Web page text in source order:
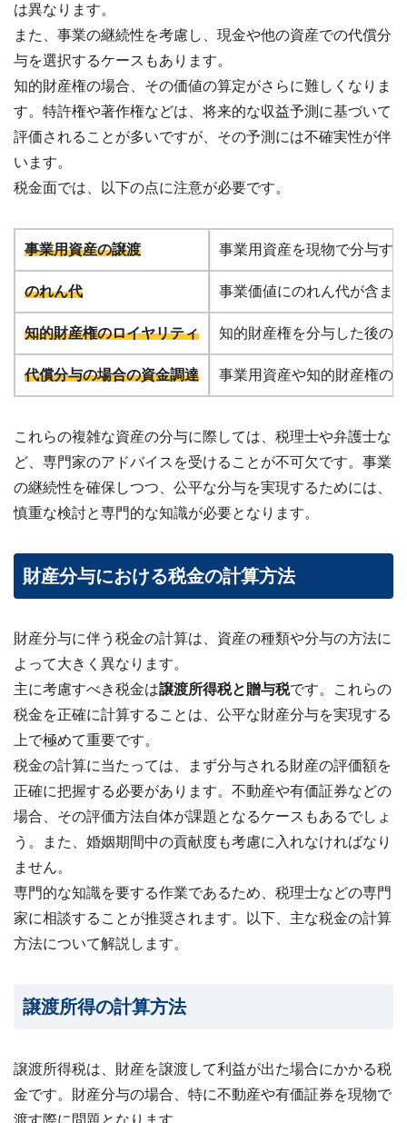
は異なります。
また、事業の継続性を考慮し、現金や他の資産での代償分
与を選択するケースもあります。
知的財産権の場合、その価値の算定がさらに難しくなりま
す。特許権や著作権などは、将来的な収益予測に基づいて
評価されることが多いですが、その予測には不確実性が伴
います。
税金面では、以下の点に注意が必要です。
事業用資産の譲渡 事業用資産を現物で分与す
のれん代 事業価値にのれん代が含ま
知的財産権のロイヤリティ 知的財産権を分与した後の
代償分与の場合の資金調達 事業用資産や知的財産権の
これらの複雑な資産の分与に際しては、税理士や弁護士な
ど、専門家のアドバイスを受けることが不可欠です。事業
の継続性を確保しつつ、公平な分与を実現するためには、
慎重な検討と専門的な知識が必要となります。
財産分与における税金の計算方法
財産分与に伴う税金の計算は、資産の種類や分与の方法に
よって大きく異なります。
主に考慮すべき税金は譲渡所得税と贈与税です。これらの
税金を正確に計算することは、公平な財産分与を実現する
上で極めて重要です。
税金の計算に当たっては、まず分与される財産の評価額を
正確に把握する必要があります。不動産や有価証券などの
場合、その評価方法自体が課題となるケースもあるでしょ
う。また、婚姻期間中の貢献度も考慮に入れなければなり
ません。
専門的な知識を要する作業であるため、税理士などの専門
家に相談することが推奨されます。以下、主な税金の計算
方法について解説します。
譲渡所得の計算方法
譲渡所得税は、 財産を譲渡して利益が出た場合にかかる税
金です。財産分与の場合、特に不動産や有価証券を現物で
渡す際に問題となります。